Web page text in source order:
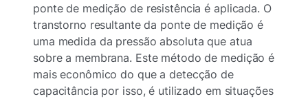
ponte de medição de resistência é aplicada. O
transtorno resultante da ponte de medição é
uma medida da pressão absoluta que atua
sobre a membrana. Este método de medição é
mais econômico do que a detecção de
capacitância por isso, é utilizado em situações